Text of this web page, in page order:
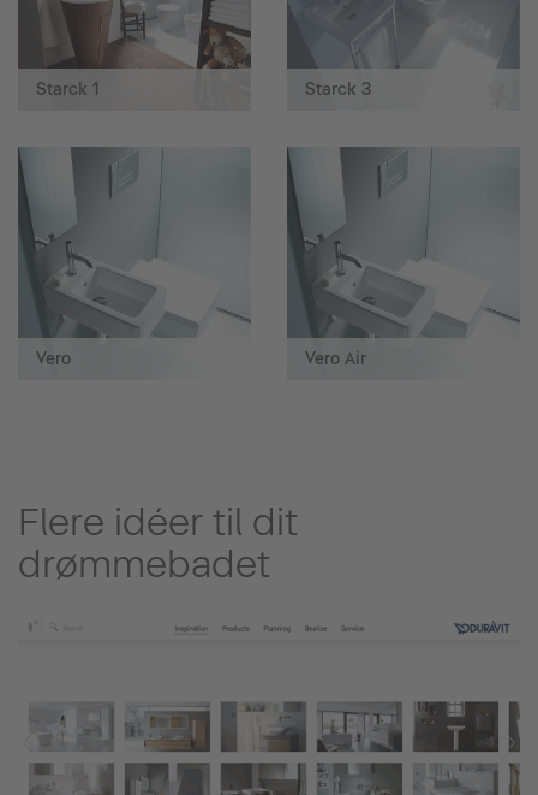
Starck 1 Starck 3
Vero Vero Air
Flere idéer til dit
drømmebadet